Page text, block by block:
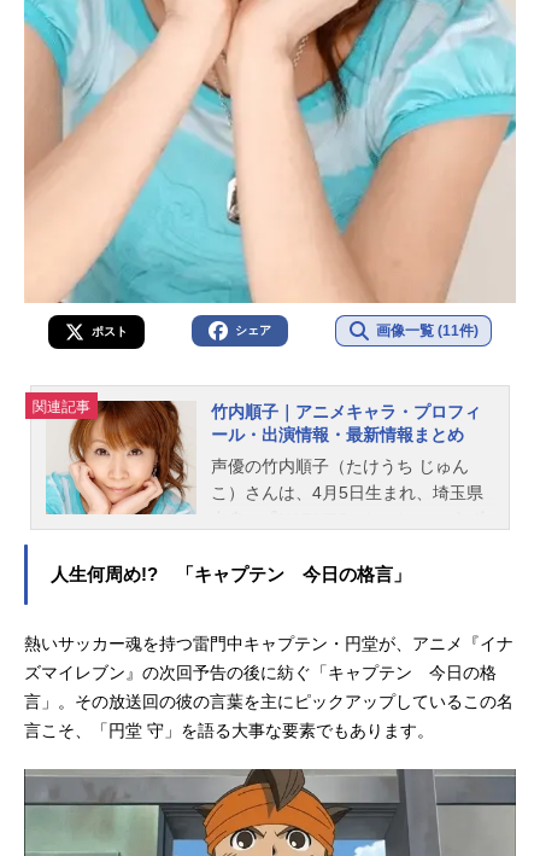
ポスト シェア 画像一覧 (11件)
関連記事
竹内順子｜アニメキャラ・プロフィ
ール・出演情報・最新情報まとめ
声優の竹内順子（たけうち じゅん
こ）さんは、4月5日生まれ、埼玉県
イレブン』の円堂守役など、人気作
ススメ記事をご紹介！
人生何周め!? 「キャプテン 今日の格言」
熱いサッカー魂を持つ雷門中キャプテン・円堂が、アニメ『イナ
ズマイレブン』の次回予告の後に紡ぐ「キャプテン 今日の格
言」。その放送回の彼の言葉を主にピックアップしているこの名
言こそ、「円堂 守」を語る大事な要素でもあります。